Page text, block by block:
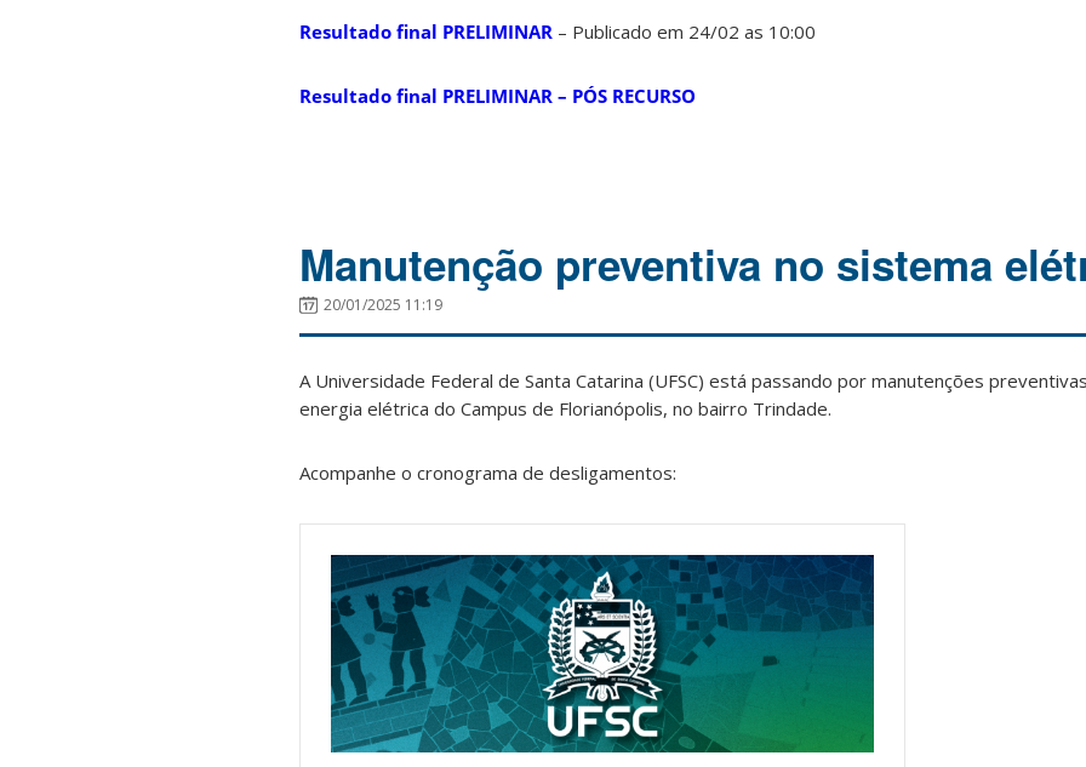
Resultado final PRELIMINAR – Publicado em 24/02 as 10:00
Resultado final PRELIMINAR – PÓS RECURSO
Manutenção preventiva no sistema
20/01/2025 11:19
A Universidade Federal de Santa Catarina (UFSC) está passando por manutenções
energia elétrica do Campus de Florianópolis, no bairro Trindade.
Acompanhe o cronograma de desligamentos: